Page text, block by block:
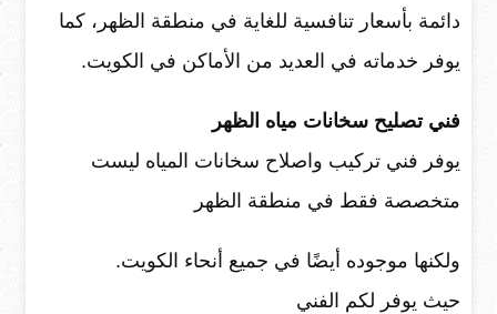
دائمة بأسعار تنافسية للغاية في منطقة الظهر، كما
يوفر خدماته في العديد من الأماكن في الكويت.
فني تصليح سخانات مياه الظهر
يوفر فني تركيب واصلاح سخانات المياه ليست
متخصصة فقط في منطقة الظهر
ولكنها موجوده أيضًا في جميع أنحاء الكويت.
حيث يوفر لكم الفني